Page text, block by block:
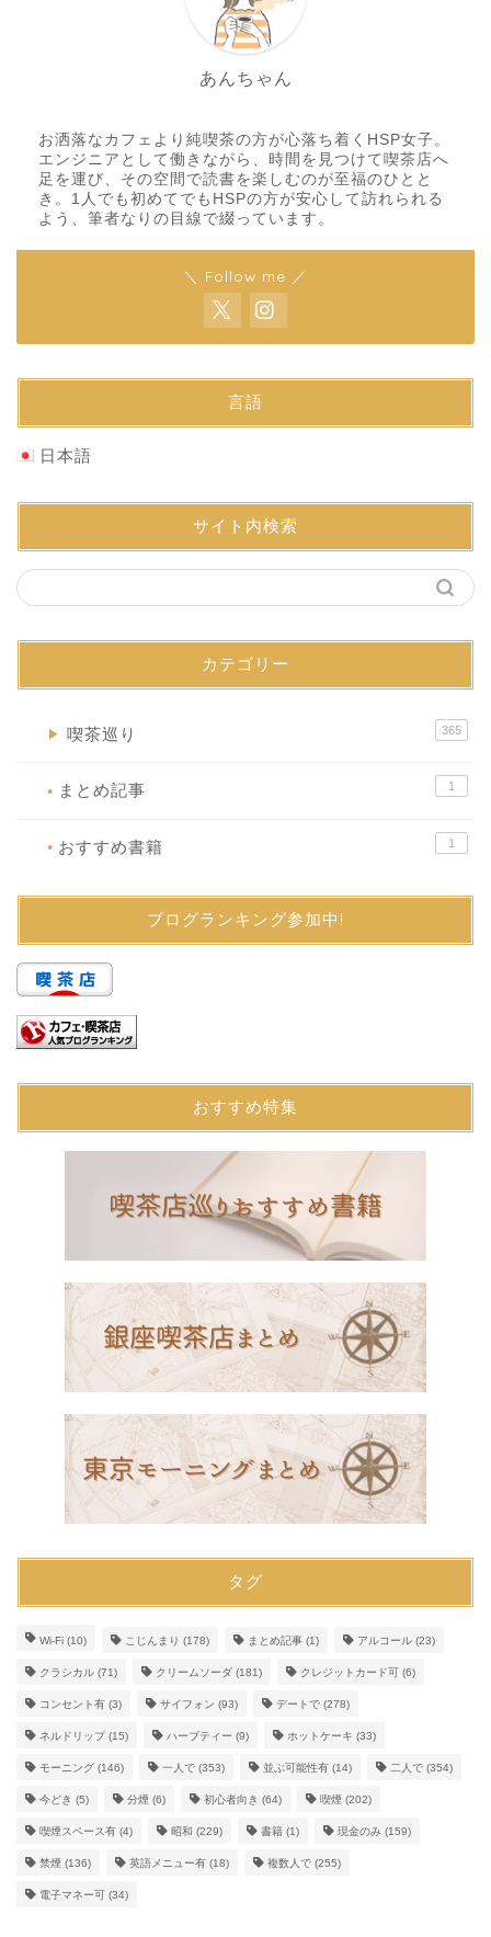
あんちゃん
お洒落なカフェより純喫茶の方が心落ち着くHSP女子。
エンジニアとして働きながら、時間を見つけて喫茶店へ
足を運び、その空間で読書を楽しむのが至福のひとと
き。1人でも初めてでもHSPの方が安心して訪れられる
よう、筆者なりの目線で綴っています。
＼ Follow me ／
言語
日本語
サイト内検索
カテゴリー
▶ 喫茶巡り 365
● まとめ記事 1
● おすすめ書籍 1
ブログランキング参加中!
おすすめ特集
タグ
Wi-Fi (10) こじんまり (178) まとめ記事 (1) アルコール (23)
クラシカル (71) クリームソーダ (181) クレジットカード可 (6)
コンセント有 (3) サイフォン (93) デートで (278)
ネルドリップ(15) ハーブティー (9) ホットケーキ (33)
モーニング (146) 一人で (353) 並ぶ可能性有 (14) 二人で (354)
今どき (5) 分煙 (6) 初心者向き (64) 喫煙 (202)
喫煙スペース有 (4) 昭和 (229) 書籍 (1) 現金のみ (159)
禁煙 (136) 英語メニュー有 (18) 複数人で (255)
電子マネー可 (34)